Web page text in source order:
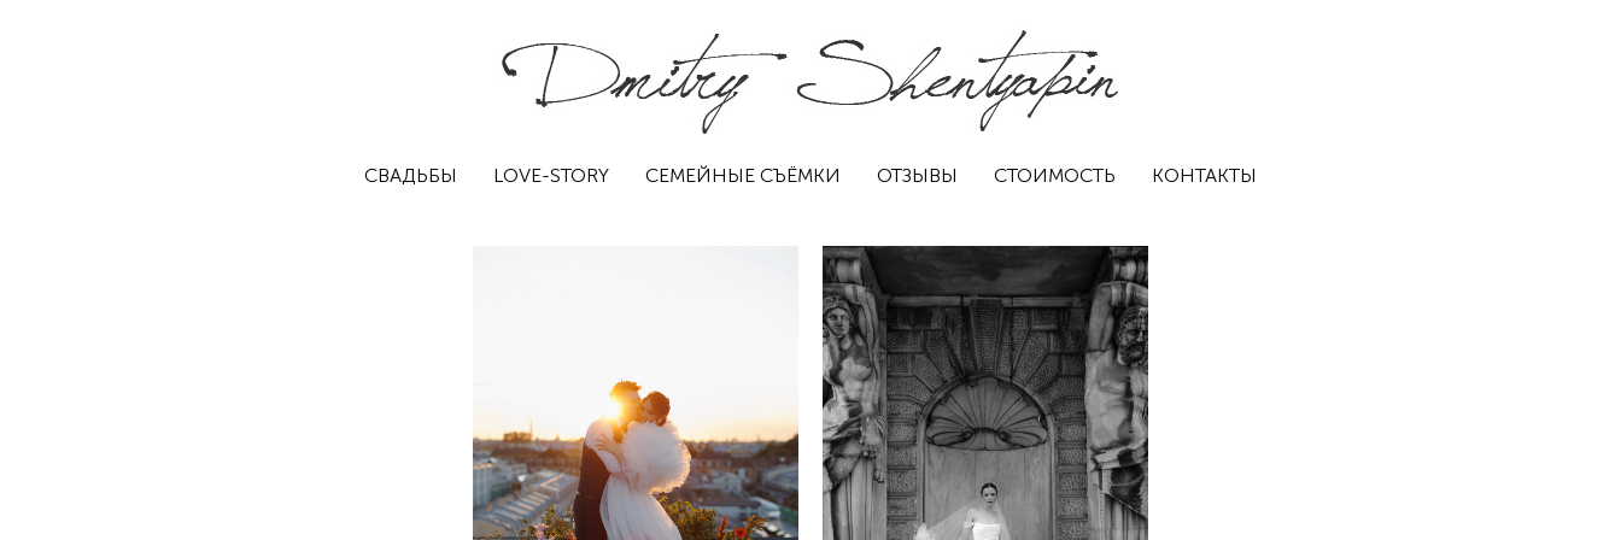
СВАДЬБЫ LOVE-STORY СЕМЕЙНЫЕ СЪЁМКИ ОТЗЫВЫ СТОИМОСТЬ КОНТАКТЫ